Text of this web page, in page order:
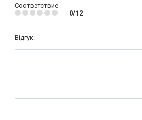
Соответствие
0/12
Відгук: